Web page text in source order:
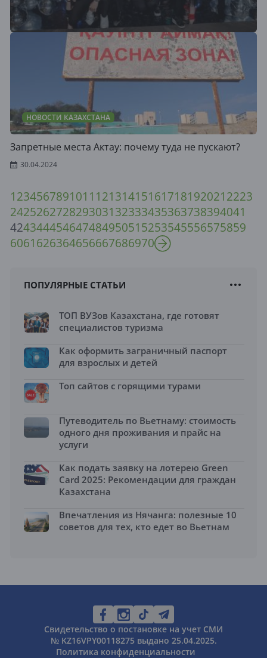
НОВОСТИ КАЗАХСТАНА
Запретные места Актау: почему туда не пускают?
30.04.2024
1234567891011 121314151617181920212223
242526272829303132333435363738394041
424344454647484950515253545556575859
6061626364656667686970
ПОПУЛЯРНЫЕ СТАТЬИ
ТОП ВУЗов Казахстана, где готовят
специалистов туризма
Как оформить заграничный паспорт
для взрослых и детей
Топ сайтов с горящими турами
Путеводитель по Вьетнаму: стоимость
одного дня проживания и прайс на
услуги
Как подать заявку на лотерею Green
Card 2025: Рекомендации для граждан
Казахстана
Впечатления из Нячанга: полезные 10
советов для тех, кто едет во Вьетнам
Свидетельство о постановке на учет СМИ
№ KZ16VPY00118275 выдано 25.04.2025.
Политика конфиденциальности